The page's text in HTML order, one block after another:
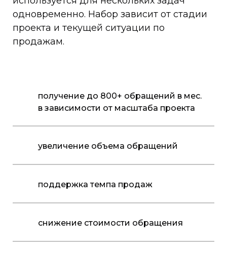
одновременно. Набор зависит от стадии
проекта и текущей ситуации по
продажам.
получение до 800+ обращений в мес.
в зависимости от масштаба проекта
увеличение объема обращений
поддержка темпа продаж
снижение стоимости обращения